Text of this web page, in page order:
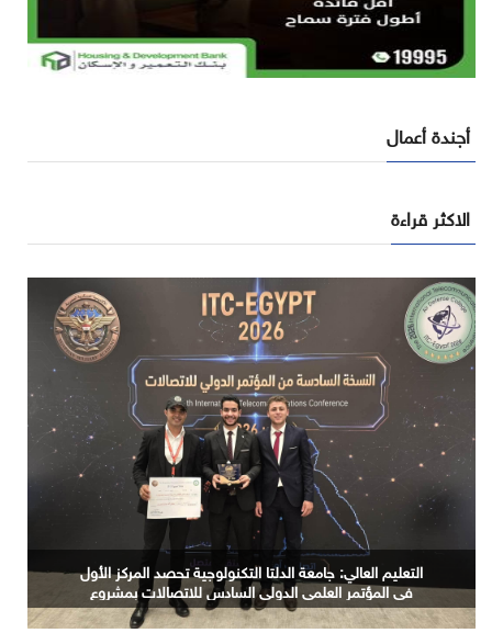
أجندة أعمال
الاكثر قراءة
المعهد القومي للبحوث الفلكية والجيوفيزيقية يبحث توظيف
الذكاء الاصطناعي في توثيق التراث المصري القديم